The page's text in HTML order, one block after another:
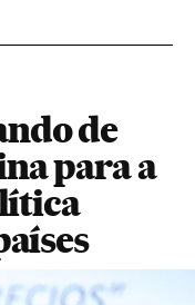
de
para a